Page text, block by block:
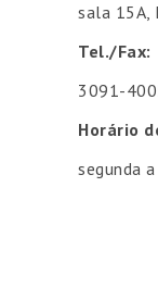
sala 15A,
Tel./Fax:
3091-
Horário
segunda